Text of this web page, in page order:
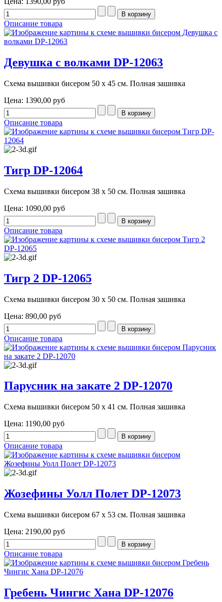
Описание товара
Девушка с волками DP-12063
Схема вышивки бисером 50 х 45 см. Полная зашивка
Цена: 1390,00 руб
Описание товара
Тигр DP-12064
Схема вышивки бисером 38 х 50 см. Полная зашивка
Цена: 1090,00 руб
Описание товара
Тигр 2 DP-12065
Схема вышивки бисером 30 х 50 см. Полная зашивка
Цена: 890,00 руб
Описание товара
Парусник на закате 2 DP-12070
Схема вышивки бисером 50 х 41 см. Полная зашивка
Цена: 1190,00 руб
Описание товара
Жозефины Уолл Полет DP-12073
Схема вышивки бисером 67 х 53 см. Полная зашивка
Цена: 2190,00 руб
Описание товара
Гребень Чингис Хана DP-12076